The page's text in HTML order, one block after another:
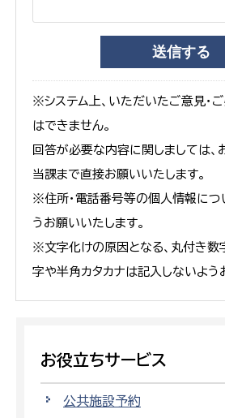
※システム上、いただいたご意見・
はできません。
回答が必要な内容に関しましては
当課まで直接お願いいたします。
※住所・電話番号等の個人情報につ
うお願いいたします。
※文字化けの原因となる、丸付き数
字や半角カタカナは記入しないよう
お役立ちサービス
公共施設予約